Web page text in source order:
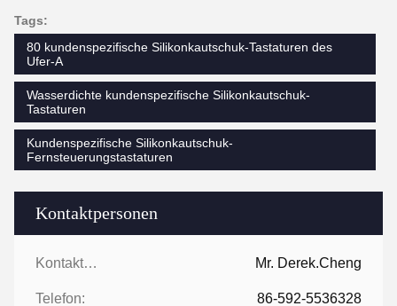
Kontaktpersonen
Kontaktpersonen: Mr. Derek.Cheng
Telefon: 86-592-5536328
Tags:
80 kundenspezifische Silikonkautschuk-Tastaturen des
Ufer-A
Wasserdichte kundenspezifische Silikonkautschuk-
Tastaturen
Kundenspezifische Silikonkautschuk-
Fernsteuerungstastaturen